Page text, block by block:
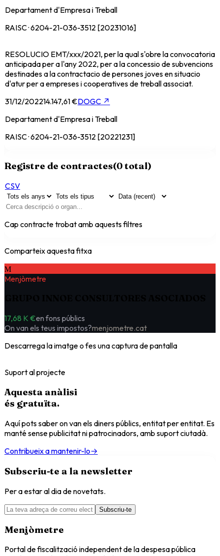
Departament d'Empresa i Treball
RAISC · 6204-21-036-3512 [20231016]
RESOLUCIO EMT/xxx/2021, per la qual s'obre la convocatoria
anticipada per a l'any 2022, per a la concessio de subvencions
destinades a la contractacio de persones joves en situacio
d'atur per a empreses i cooperatives de treball associat.
31/12/202214.147,61 €DOGC ↗
Departament d'Empresa i Treball
RAISC · 6204-21-036-3512 [20221231]
Registre de contractes(0total)
CSV
Cap contracte trobat amb aquests filtres
Comparteix aquesta fitxa
M
Menjòmetre
17,68 K €en fons públics
On van els teus impostos?menjometre.cat
Descarrega la imatge o fes una captura de pantalla
Suport al projecte
Aquesta anàlisi
és gratuïta.
Aquí pots saber on van els diners públics, entitat per entitat. Es
manté sense publicitat ni patrocinadors, amb suport ciutadà.
Contribueix a mantenir-lo→
Subscriu-te a la newsletter
Per a estar al dia de novetats.
Subscriu-te
Menjòmetre
Portal de fiscalització independent de la despesa pública